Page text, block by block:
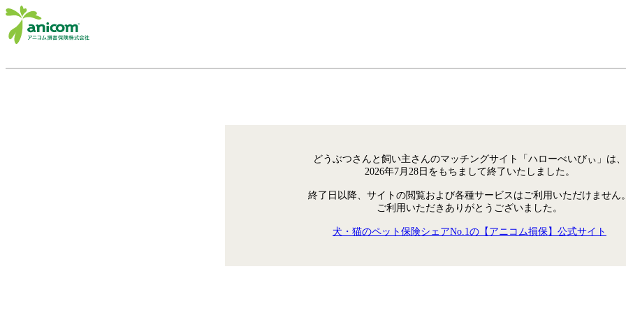
どうぶつさんと飼い主さんのマッチングサイト「ハローべいびぃ」は、
2026年7月28日をもちまして終了いたしました。
終了日以降、サイトの閲覧および各種サービスはご利用いただけません
ご利用いただきありがとうございました。
犬・猫のペット保険シェアNo.1の【アニコム損保】公式サイト